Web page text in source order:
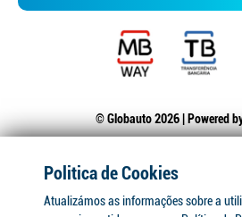
© Globauto 2026 | Powered
Politica de Cookies
Atualizámos as informações sobre a